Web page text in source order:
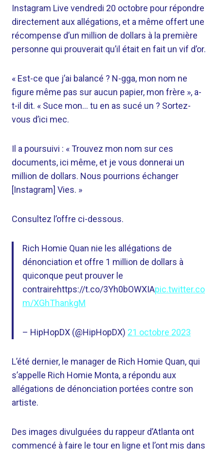
Instagram Live vendredi 20 octobre pour répondre
directement aux allégations, et a même offert une
récompense d’un million de dollars à la première
personne qui prouverait qu’il était en fait un vif d’or.
« Est-ce que j’ai balancé ? N-gga, mon nom ne
figure même pas sur aucun papier, mon frère », a-
t-il dit. « Suce mon… tu en as sucé un ? Sortez-
vous d’ici mec.
Il a poursuivi : « Trouvez mon nom sur ces
documents, ici même, et je vous donnerai un
million de dollars. Nous pourrions échanger
[Instagram] Vies. »
Consultez l’offre ci-dessous.
Rich Homie Quan nie les allégations de
dénonciation et offre 1 million de dollars à
quiconque peut prouver le
contrairehttps://t.co/3Yh0bOWXIApic.twitter.co
m/XGhThankgM
– HipHopDX (@HipHopDX) 21 octobre 2023
L’été dernier, le manager de Rich Homie Quan, qui
s’appelle Rich Homie Monta, a répondu aux
allégations de dénonciation portées contre son
artiste.
Des images divulguées du rappeur d’Atlanta ont
commencé à faire le tour en ligne et l’ont mis dans